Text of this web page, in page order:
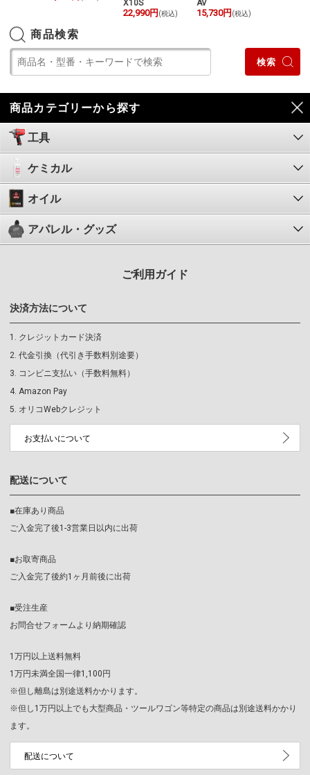
X10S
22,990円 (税込)
AV
15,730円 (税込)
商品検索
商品カテゴリーから探す
工具
ケミカル
オイル
アパレル・グッズ
ご利用ガイド
決済方法について
クレジットカード決済
代金引換（代引き手数料別途要）
コンビニ支払い（手数料無料）
Amazon Pay
オリコWebクレジット
お支払いについて
配送について
■在庫あり商品
ご入金完了後1-3営業日以内に出荷
■お取寄商品
ご入金完了後約1ヶ月前後に出荷
■受注生産
お問合せフォームより納期確認
1万円以上送料無料
1万円未満全国一律1,100円
※但し離島は別途送料かかります。
※但し1万円以上でも大型商品・ツールワゴン等特定の商品は別途送料かかり
ます。
配送について